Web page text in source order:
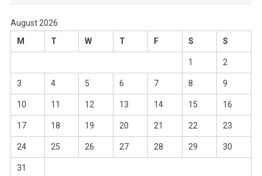
August 2026
M
T W T F S S
1 2
3 4 5 6 7 8 9
10 11 12 13 14 15 16
17 18 19 20 21 22 23
24 25 26 27 28 29 30
31